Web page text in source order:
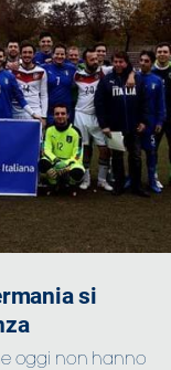
si
oggi non hanno